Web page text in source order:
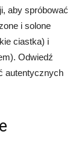
aby spróbować
i solone
ciastka) i
Odwiedź
autentycznych